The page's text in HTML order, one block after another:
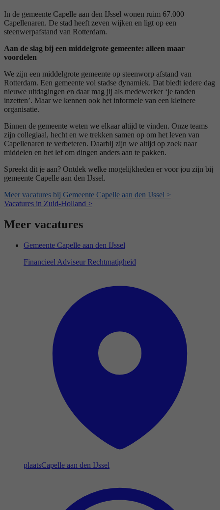
In de gemeente Capelle aan den IJssel wonen ruim 67.000
Capellenaren. De stad heeft zeven wijken en ligt op een
steenwerpafstand van Rotterdam.
Aan de slag bij een middelgrote gemeente: alleen maar
voordelen
We zijn een middelgrote gemeente op steenworp afstand van
Rotterdam. Een gemeente vol stadse dynamiek. Dat biedt iedere dag
nieuwe uitdagingen en daar mag jij als medewerker ‘je tanden
inzetten’. Maar we kennen ook het informele van een kleinere
organisatie.
Binnen de gemeente weten we elkaar altijd te vinden. Onze teams
zijn collegiaal, hecht en we trekken samen op om het leven van
Capellenaren te verbeteren. Daarbij zijn we altijd op zoek naar
middelen en het lef om dingen anders aan te pakken.
Spreekt dit je aan? Ontdek welke mogelijkheden er voor jou zijn bij
gemeente Capelle aan den IJssel.
Meer vacatures bij Gemeente Capelle aan den IJssel >
Vacatures in Zuid-Holland >
Meer vacatures
Gemeente Capelle aan den IJssel
Financieel Adviseur Rechtmatigheid
plaatsCapelle aan den IJssel